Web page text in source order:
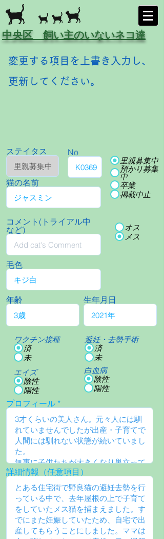
中央区 飼い主のいないネコ達
変更する項目を上書き入力し、
更新してください。
ステイタス No
猫の名前
里親募集中
預かり募集
中
卒業
掲載中止
コメント(トライアル中
など)
オス
メス
毛色
年齢
ワクチン接種
済
未
エイズ
陰性
陽性
生年月日
避妊・去勢手術
済
未
白血病
陰性
陽性
プロフィール
詳細情報（任意項目）